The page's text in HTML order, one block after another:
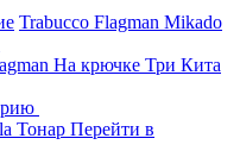
Trabucco Flagman Mikado
На крючке Три Кита
Тонар Перейти в